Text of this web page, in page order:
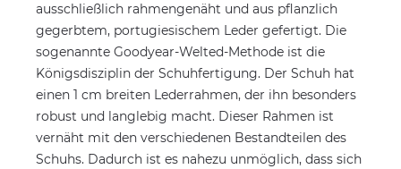
ausschließlich rahmengenäht und aus pflanzlich
gegerbtem, portugiesischem Leder gefertigt. Die
sogenannte Goodyear-Welted-Methode ist die
Königsdisziplin der Schuhfertigung. Der Schuh hat
einen 1 cm breiten Lederrahmen, der ihn besonders
robust und langlebig macht. Dieser Rahmen ist
vernäht mit den verschiedenen Bestandteilen des
Schuhs. Dadurch ist es nahezu unmöglich, dass sich